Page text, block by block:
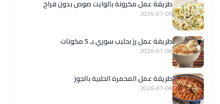
طريقة عمل مكرونة بالوايت صوص بدون فراخ
2026-07-08
طريقة عمل رز بحليب سوري بـ 5 مكونات
2026-07-08
طريقة عمل المحمرة الحلبية بالجوز
2026-07-08